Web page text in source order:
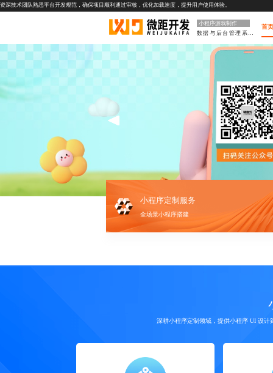
资深技术团队熟悉平台开发规范，确保项目顺利通过审核，优化加载速度，提升用户使用体验。
小程序游戏制作
首
小程序定制服务
全场景小程序搭建
深耕小程序定制领域，提供小程序 UI 设